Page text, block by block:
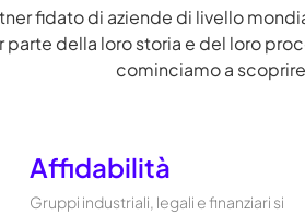
fidato di aziende di livello
della loro storia e del loro
cominciamo a
Affidabilità
Gruppi industriali, legali e finanziari si